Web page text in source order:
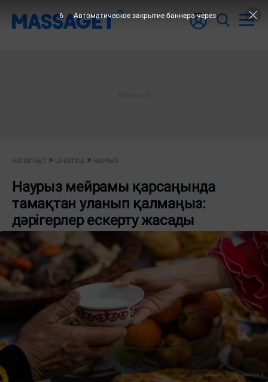
НЕГІЗГІ БЕТ LIFESTYLE НАУРЫЗ
Наурыз мейрамы қарсаңында
тамақтан уланып қалмаңыз:
дәрігерлер ескерту жасады
6 Автоматическое закрытие баннера через